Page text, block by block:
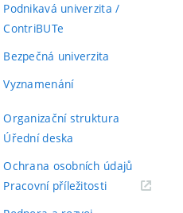
Podnikavá univerzita /
ContriBUTe
Bezpečná univerzita
Vyznamenání
Organizační struktura
Úřední deska
Ochrana osobních údajů
Pracovní příležitosti(externí